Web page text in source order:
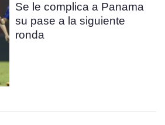
Se le complica a Panama
su pase a la siguiente
ronda